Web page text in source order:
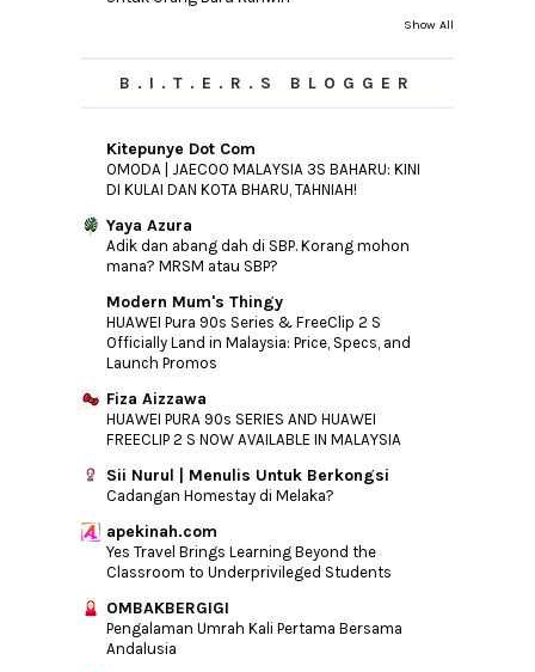
Show All
B.I.T.E.R.S BLOGGER
Kitepunye Dot Com
OMODA | JAECOO MALAYSIA 3S BAHARU: KINI
DI KULAI DAN KOTA BHARU, TAHNIAH!
Yaya Azura
Adik dan abang dah di SBP. Korang mohon
mana? MRSM atau SBP?
Modern Mum's Thingy
HUAWEI Pura 90s Series & FreeClip 2 S
Officially Land in Malaysia: Price, Specs, and
Launch Promos
Fiza Aizzawa
HUAWEI PURA 90s SERIES AND HUAWEI
FREECLIP 2 S NOW AVAILABLE IN MALAYSIA
Sii Nurul | Menulis Untuk Berkongsi
Cadangan Homestay di Melaka?
apekinah.com
Yes Travel Brings Learning Beyond the
Classroom to Underprivileged Students
OMBAKBERGIGI
Pengalaman Umrah Kali Pertama Bersama
Andalusia